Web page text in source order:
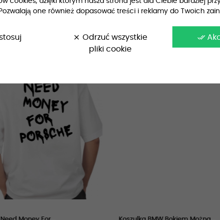
one również dopasować treści i reklamy do Twoich
done_all
clear Odrzuć wszystkie
pliki cookie